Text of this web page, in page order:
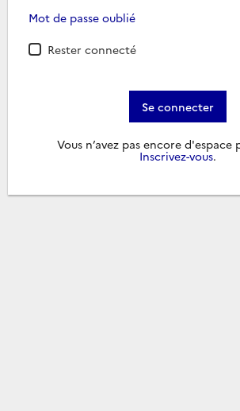
Mot de passe oublié
Rester connecté
Se connecter
Vous n’avez pas encore d'espace
Inscrivez-vous.